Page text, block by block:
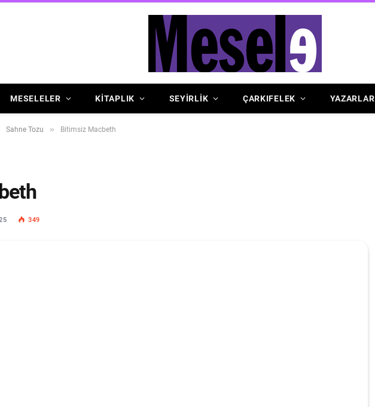
MESELELER KİTAPLIK SEYİRLİK ÇARKIFELEK YAZARLAR
Sahne Tozu » Bitimsiz Macbeth
349